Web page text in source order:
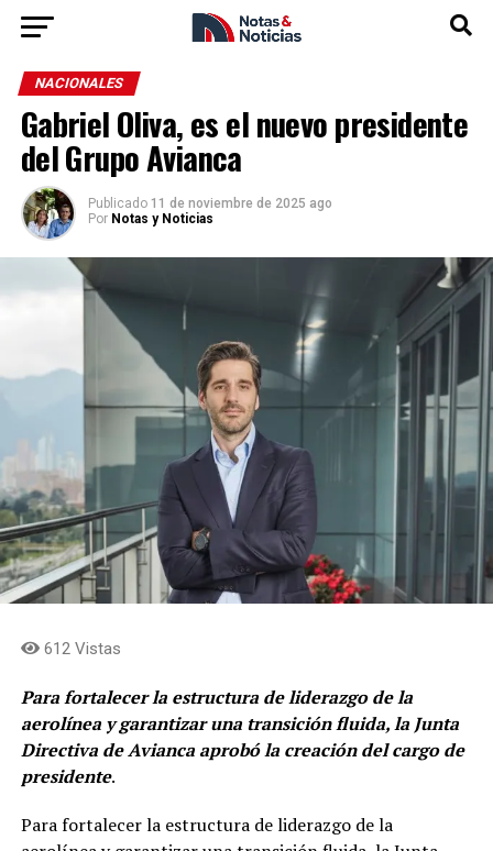
NACIONALES
Gabriel Oliva, es el nuevo presidente
del Grupo Avianca
Publicado 11 de noviembre de 2025 ago
Por Notas y Noticias
612 Vistas
Para fortalecer la estructura de liderazgo de la
aerolínea y garantizar una transición fluida, la Junta
Directiva de Avianca aprobó la creación del cargo de
presidente.
Para fortalecer la estructura de liderazgo de la